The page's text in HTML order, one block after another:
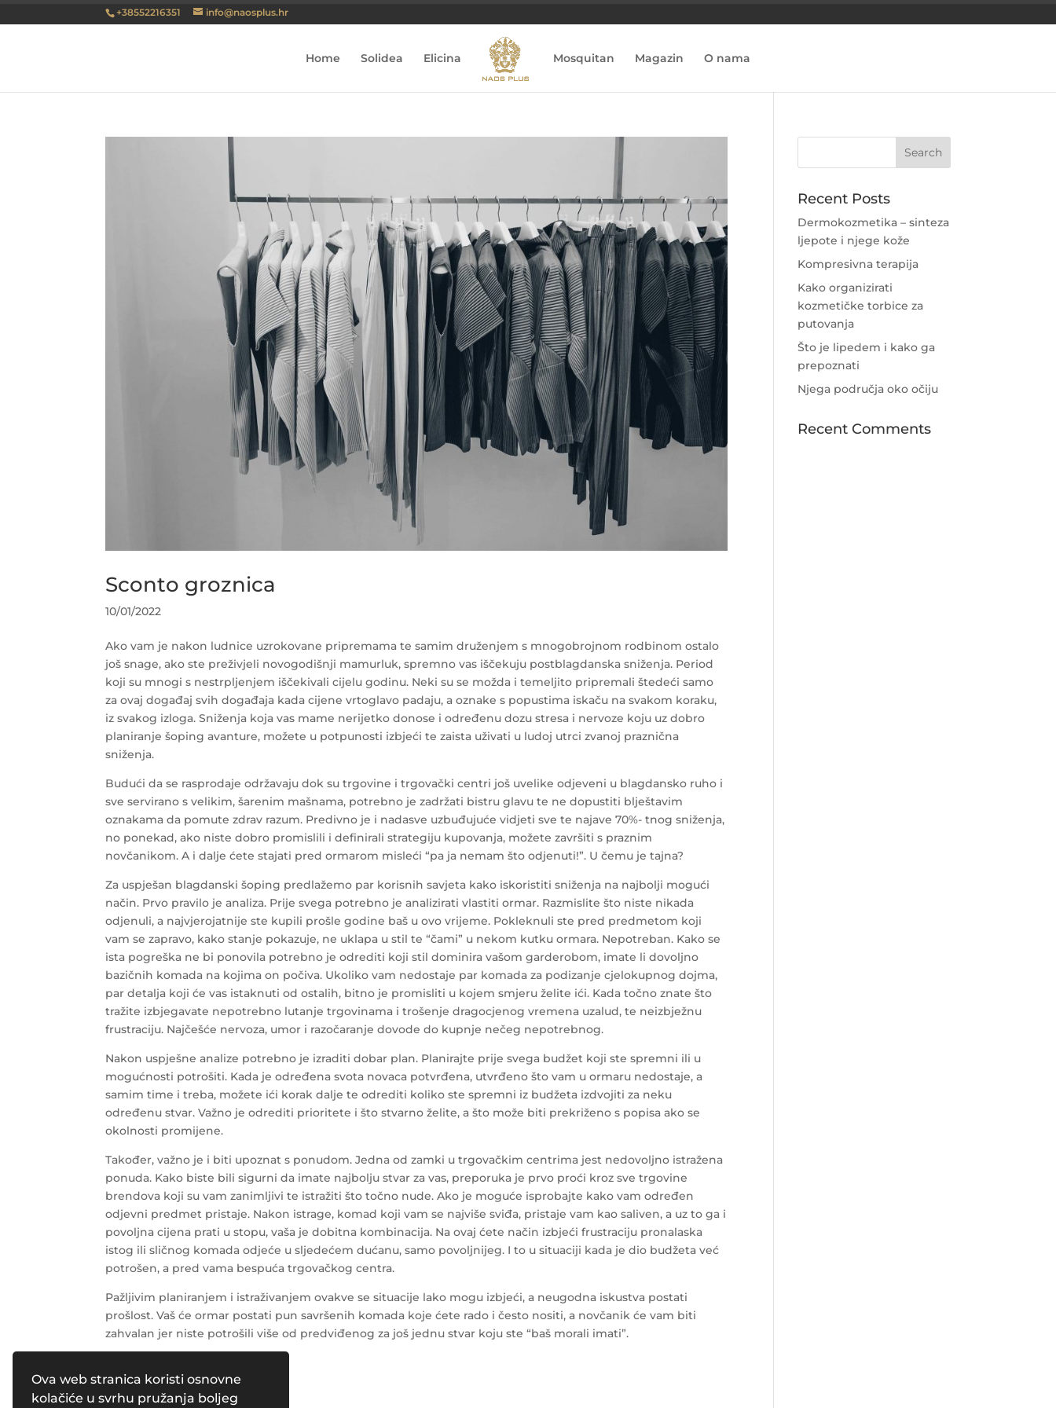
Ova web stranica koristi osnovne
kolačiće u svrhu pružanja boljeg
+38552216351 info@naosplus.hr
Home Solidea Elicina Mosquitan Magazin O nama
Sconto groznica
10/01/2022
Ako vam je nakon ludnice uzrokovane pripremama te samim druženjem s mnogobrojnom rodbinom ostalo
još snage, ako ste preživjeli novogodišnji mamurluk, spremno vas iščekuju postblagdanska sniženja. Period
koji su mnogi s nestrpljenjem iščekivali cijelu godinu. Neki su se možda i temeljito pripremali štedeći samo
za ovaj događaj svih događaja kada cijene vrtoglavo padaju, a oznake s popustima iskaču na svakom koraku,
iz svakog izloga. Sniženja koja vas mame nerijetko donose i određenu dozu stresa i nervoze koju uz dobro
planiranje šoping avanture, možete u potpunosti izbjeći te zaista uživati u ludoj utrci zvanoj praznična
sniženja.
Budući da se rasprodaje održavaju dok su trgovine i trgovački centri još uvelike odjeveni u blagdansko ruho i
sve servirano s velikim, šarenim mašnama, potrebno je zadržati bistru glavu te ne dopustiti blještavim
oznakama da pomute zdrav razum. Predivno je i nadasve uzbuđujuće vidjeti sve te najave 70%- tnog sniženja,
no ponekad, ako niste dobro promislili i definirali strategiju kupovanja, možete završiti s praznim
novčanikom. A i dalje ćete stajati pred ormarom misleći “pa ja nemam što odjenuti!”. U čemu je tajna?
Za uspješan blagdanski šoping predlažemo par korisnih savjeta kako iskoristiti sniženja na najbolji mogući
način. Prvo pravilo je analiza. Prije svega potrebno je analizirati vlastiti ormar. Razmislite što niste nikada
odjenuli, a najvjerojatnije ste kupili prošle godine baš u ovo vrijeme. Pokleknuli ste pred predmetom koji
vam se zapravo, kako stanje pokazuje, ne uklapa u stil te “čami” u nekom kutku ormara. Nepotreban. Kako se
ista pogreška ne bi ponovila potrebno je odrediti koji stil dominira vašom garderobom, imate li dovoljno
bazičnih komada na kojima on počiva. Ukoliko vam nedostaje par komada za podizanje cjelokupnog dojma,
par detalja koji će vas istaknuti od ostalih, bitno je promisliti u kojem smjeru želite ići. Kada točno znate što
tražite izbjegavate nepotrebno lutanje trgovinama i trošenje dragocjenog vremena uzalud, te neizbježnu
frustraciju. Najčešće nervoza, umor i razočaranje dovode do kupnje nečeg nepotrebnog.
Nakon uspješne analize potrebno je izraditi dobar plan. Planirajte prije svega budžet koji ste spremni ili u
mogućnosti potrošiti. Kada je određena svota novaca potvrđena, utvrđeno što vam u ormaru nedostaje, a
samim time i treba, možete ići korak dalje te odrediti koliko ste spremni iz budžeta izdvojiti za neku
određenu stvar. Važno je odrediti prioritete i što stvarno želite, a što može biti prekriženo s popisa ako se
okolnosti promijene.
Također, važno je i biti upoznat s ponudom. Jedna od zamki u trgovačkim centrima jest nedovoljno istražena
ponuda. Kako biste bili sigurni da imate najbolju stvar za vas, preporuka je prvo proći kroz sve trgovine
brendova koji su vam zanimljivi te istražiti što točno nude. Ako je moguće isprobajte kako vam određen
odjevni predmet pristaje. Nakon istrage, komad koji vam se najviše sviđa, pristaje vam kao saliven, a uz to ga i
povoljna cijena prati u stopu, vaša je dobitna kombinacija. Na ovaj ćete način izbjeći frustraciju pronalaska
istog ili sličnog komada odjeće u sljedećem dućanu, samo povoljnijeg. I to u situaciji kada je dio budžeta već
potrošen, a pred vama bespuća trgovačkog centra.
Pažljivim planiranjem i istraživanjem ovakve se situacije lako mogu izbjeći, a neugodna iskustva postati
prošlost. Vaš će ormar postati pun savršenih komada koje ćete rado i često nositi, a novčanik će vam biti
zahvalan jer niste potrošili više od predviđenog za još jednu stvar koju ste “baš morali imati”.
Tekst – Ines Skobe
Recent Posts
Dermokozmetika – sinteza
ljepote i njege kože
Kompresivna terapija
Kako organizirati
kozmetičke torbice za
putovanja
Što je lipedem i kako ga
prepoznati
Njega područja oko očiju
Recent Comments